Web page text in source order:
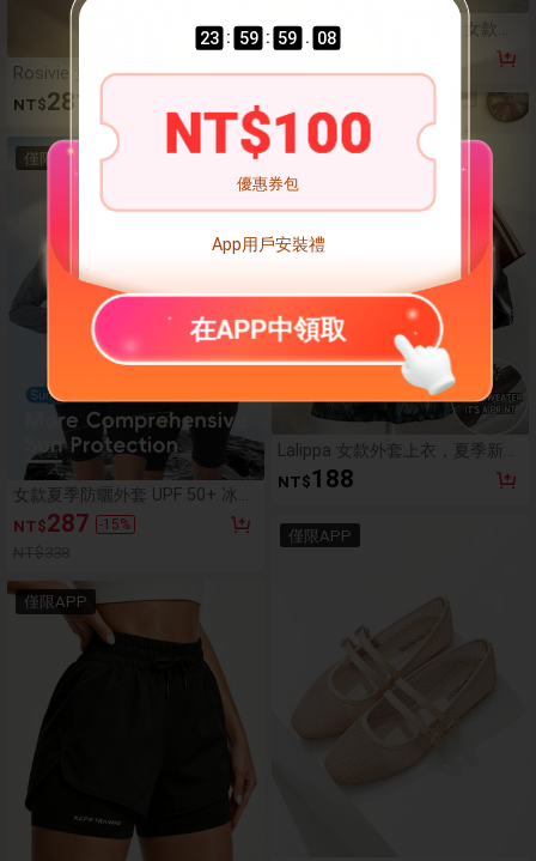
23 : 59 : 57 . 19
NT$100
優惠券包
App用戶安裝禮
在APP中領取
Rosivie 女鞋 方头平底杏色编织
材质露跟女鞋 平底鞋 假日风复古
波西米亚风 舒适平底女鞋
NT$281
僅限APP
女款夏季防曬外套 UPF 50+ 冰絲
透氣防紫外線薄款連帽外套 戶外
釣魚防曬運動服
NT$287 -15%
僅限APP
YUXIN 美式復古小眾設計女款短
袖格紋襯衫，薄款夏季防曬外
280
僅限APP
Lalippa 女款外套上衣，夏季新款
V領短袖T恤，杏色、酒紅色，字
母印花，圖案設計，攝影街拍，
NT$188
僅限APP